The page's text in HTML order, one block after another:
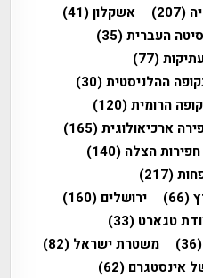
(207) אשקלון(41)
העברית(35)
(77)
ההלניסטית(30)
הרומית(120)
ארכיאולוגית(165)
חפירות הצלה (140)
(217)
(66) ירושלים (160)
טגארט (33)
(36) משטרת ישראל (82)
אינסטגרם (62)